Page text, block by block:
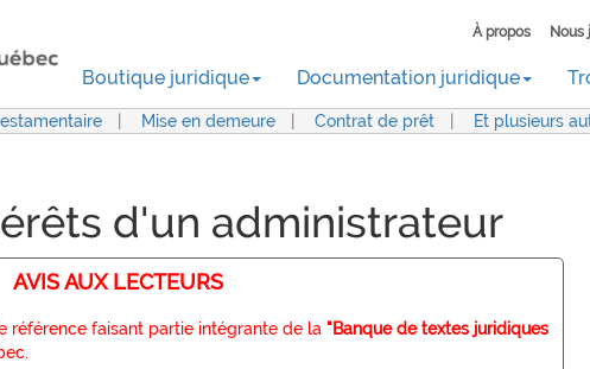
À propos Nous
Boutique juridique Documentation juridique
Mise en demeure Contrat de prêt Et plusieurs
d'un administrateur
AVIS AUX LECTEURS
référence faisant partie intégrante de la "Banque de textes juridiques